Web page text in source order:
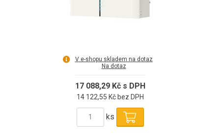
V e-shopu skladem na dotaz
Na dotaz
17 088,29 Kč s DPH
14 122,55 Kč bez DPH
ks